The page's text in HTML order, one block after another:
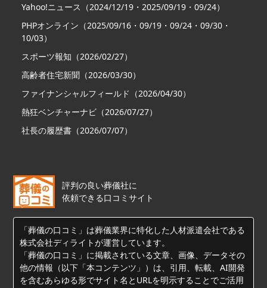
Yahoo!ニュース（2024/12/19・2025/09/19・09/24）
PHPオンライン（2025/09/16・09/19・09/24・09/30・
10/03）
スポーツ報知（2026/02/27）
高齢者住宅新聞（2026/03/30）
ファイナンシャルフィールド（2026/04/30）
熱狂ベンチャーナビ（2026/07/27）
社長の履歴書（2026/07/07）
評判の良い葬儀社に
依頼できる口コミサイト
「葬儀の口コミ」は葬儀業界に特化した人材派遣会社である
株式会社ディライトが運営しています。
「葬儀の口コミ」に掲載されている文章、画像、データその
他の情報（以下「本コンテンツ」）は、引用、転載、AI開発
を含むあらゆる形でサイト名とURLを明示することでご活用